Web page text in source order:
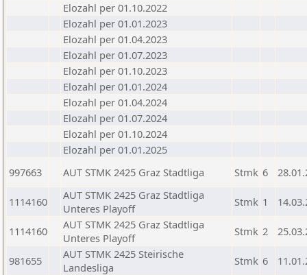
Elozahl per 01.10.2022
Elozahl per 01.01.2023
Elozahl per 01.04.2023
Elozahl per 01.07.2023
Elozahl per 01.10.2023
Elozahl per 01.01.2024
Elozahl per 01.04.2024
Elozahl per 01.07.2024
Elozahl per 01.10.2024
Elozahl per 01.01.2025
997663
AUT STMK 2425 Graz Stadtliga Stmk 6
1114160
AUT STMK 2425 Graz Stadtliga
Unteres Playoff
Stmk 1
1114160
AUT STMK 2425 Graz Stadtliga
Unteres Playoff
Stmk 2
981655
AUT STMK 2425 Steirische
Landesliga
Stmk 6